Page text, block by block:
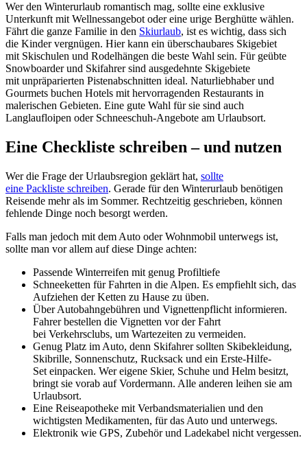
Wer den Winterurlaub romantisch mag, sollte eine exklusive
Unterkunft mit Wellnessangebot oder eine urige Berghütte wählen.
Fährt die ganze Familie in den Skiurlaub, ist es wichtig, dass sich
die Kinder vergnügen. Hier kann ein überschaubares Skigebiet
mit Skischulen und Rodelhängen die beste Wahl sein. Für geübte
Snowboarder und Skifahrer sind ausgedehnte Skigebiete
mit unpräparierten Pistenabschnitten ideal. Naturliebhaber und
Gourmets buchen Hotels mit hervorragenden Restaurants in
malerischen Gebieten. Eine gute Wahl für sie sind auch
Langlaufloipen oder Schneeschuh-Angebote am Urlaubsort.
Eine Checkliste schreiben – und nutzen
Wer die Frage der Urlaubsregion geklärt hat, sollte
eine Packliste schreiben. Gerade für den Winterurlaub benötigen
Reisende mehr als im Sommer. Rechtzeitig geschrieben, können
fehlende Dinge noch besorgt werden.
Falls man jedoch mit dem Auto oder Wohnmobil unterwegs ist,
sollte man vor allem auf diese Dinge achten:
Passende Winterreifen mit genug Profiltiefe
Schneeketten für Fahrten in die Alpen. Es empfiehlt sich, das
Aufziehen der Ketten zu Hause zu üben.
Über Autobahngebühren und Vignettenpflicht informieren.
Fahrer bestellen die Vignetten vor der Fahrt
bei Verkehrsclubs, um Wartezeiten zu vermeiden.
Genug Platz im Auto, denn Skifahrer sollten Skibekleidung,
Skibrille, Sonnenschutz, Rucksack und ein Erste-Hilfe-
Set einpacken. Wer eigene Skier, Schuhe und Helm besitzt,
bringt sie vorab auf Vordermann. Alle anderen leihen sie am
Urlaubsort.
Eine Reiseapotheke mit Verbandsmaterialien und den
wichtigsten Medikamenten, für das Auto und unterwegs.
Elektronik wie GPS, Zubehör und Ladekabel nicht vergessen.